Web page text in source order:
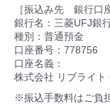
［振込み先 銀行口
銀行名：三菱UFJ銀
種別：普通預金
口座番号：778756
口座名義：
株式会社 リブライ
※振込手数料はご負